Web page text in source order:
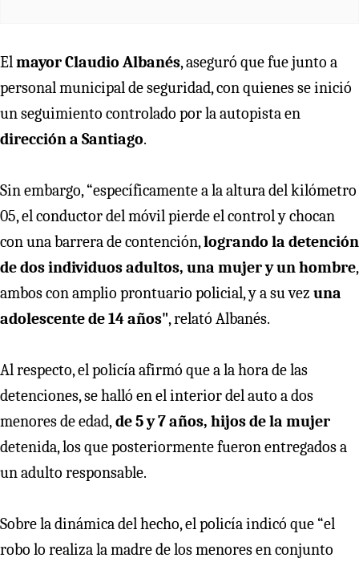
Elmayor Claudio Albanés, aseguró que fue junto a
personal municipal de seguridad, con quienes se inició
un seguimiento controlado por la autopista en
dirección a Santiago.
Sin embargo, “específicamente a la altura del kilómetro
05, el conductor del móvil pierde el control y chocan
con una barrera de contención,logrando la detención
de dos individuos adultos, una mujer y un hombre,
ambos con amplio prontuario policial, y a su vez una
adolescente de 14 años", relató Albanés.
Al respecto, el policía afirmó que a la hora de las
detenciones, se halló en el interior del auto a dos
menores de edad,de 5 y 7 años, hijos de la mujer
detenida, los que posteriormente fueron entregados a
un adulto responsable.
Sobre la dinámica del hecho, el policía indicó que “el
robo lo realiza la madre de los menores en conjunto